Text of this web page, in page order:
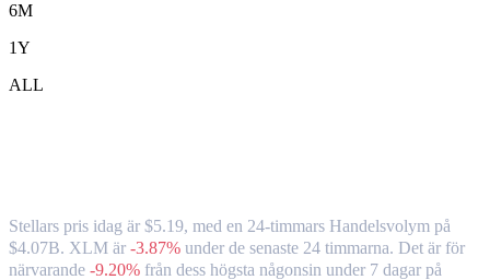
6M
1Y
ALL
Stellars pris idag är $5.19, med en 24-timmars Handelsvolym på
$4.07B. XLM är -3.87% under de senaste 24 timmarna. Det är för
närvarande -9.20% från dess högsta någonsin under 7 dagar på